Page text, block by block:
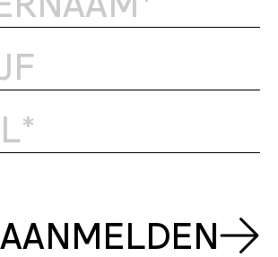
AANMELDEN